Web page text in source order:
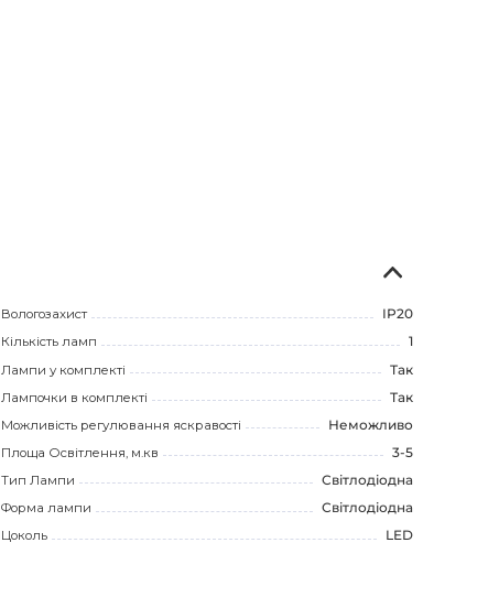
Вологозахист
IP20
Кількість ламп
1
Лампи у комплекті
Так
Лампочки в комплекті
Так
Можливість регулювання яскравості
Неможливо
Площа Освітлення, м.кв
3-5
Тип Лампи
Світлодіодна
Форма лампи
Світлодіодна
Цоколь
LED